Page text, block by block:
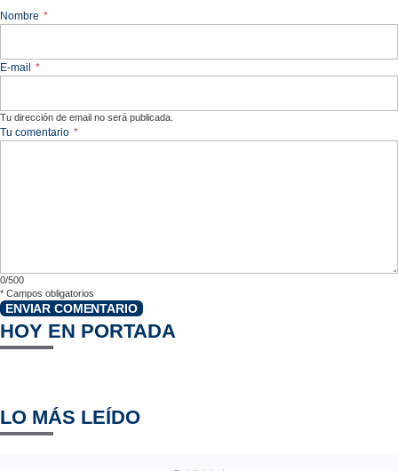
Nombre *
E-mail *
Tu dirección de email no será publicada.
Tu comentario *
0/500
* Campos obligatorios
ENVIAR COMENTARIO
HOY EN PORTADA
LO MÁS LEÍDO